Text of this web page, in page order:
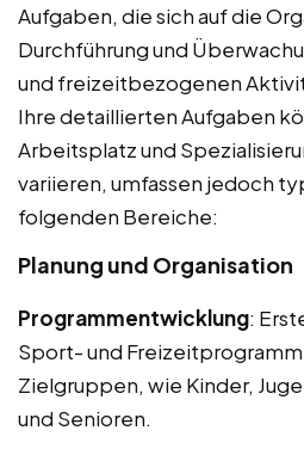
Aufgaben, die sich auf die
Durchführung und
und freizeitbezogenen
Ihre detaillierten Aufgaben
Arbeitsplatz und
variieren, umfassen jedoch
folgenden Bereiche:
Planung und Organisation
Programmentwicklung:
Sport- und
Zielgruppen, wie Kinder,
und Senioren.